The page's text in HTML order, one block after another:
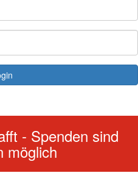
- Spenden sind
möglich